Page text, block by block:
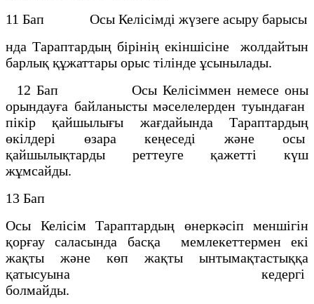
11 Бап Осы Келісімді жүзеге асыру барысы
нда Тараптардың бірінің екіншісіне жолдайтын
барлық құжаттары орыс тілінде ұсынылады.
12 Бап Осы Келісіммен немесе оны
орындауға байланысты мәселелерден туындаған
пікір қайшылығы жағдайында Тараптардың
өкілдері өзара кеңеседі және осы
қайшылықтарды реттеуге қажетті күш
жұмсайды.
13 Бап
Осы Келісім Тараптардың өнеркәсіп меншігін
қорғау саласында басқа мемлекеттермен екі
жақты және көп жақты ынтымақтастыққа
қатысуына кедергі
болмайды.